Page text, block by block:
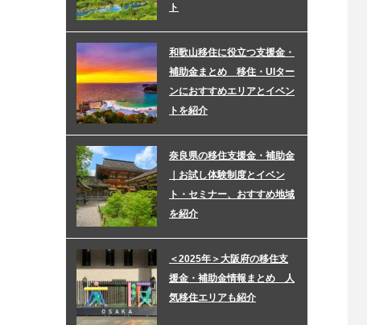
ト
和歌山移住に役立つ支援金・
補助金まとめ 移住・UIター
ンにおすすめエリアとイベン
トを紹介
奈良県の移住支援金・補助金
｜お試し体験制度とイベン
ト・セミナー、おすすめ地域
を紹介
＜2025年＞大阪府の移住支
援金・補助金情報まとめ 人
気移住エリアも紹介